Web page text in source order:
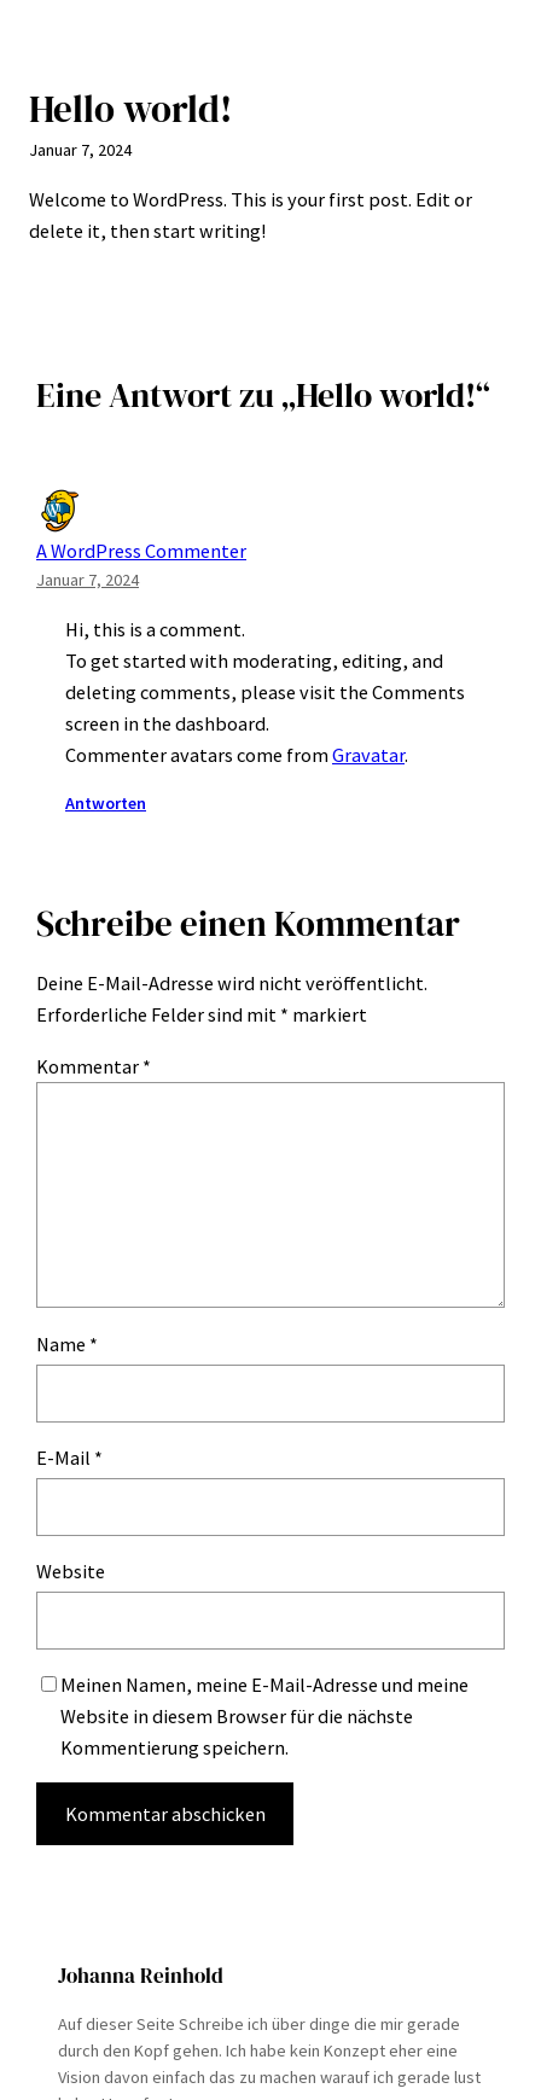
Hello world!
Januar 7, 2024
Welcome to WordPress. This is your first post. Edit or
delete it, then start writing!
Eine Antwort zu „Hello world!“
A WordPress Commenter
Januar 7, 2024
Hi, this is a comment.
To get started with moderating, editing, and
deleting comments, please visit the Comments
screen in the dashboard.
Commenter avatars come fromGravatar.
Antworten
Schreibe einen Kommentar
Deine E-Mail-Adresse wird nicht veröffentlicht.
Erforderliche Felder sind mit * markiert
Kommentar *
Name *
E-Mail *
Website
Meinen Namen, meine E-Mail-Adresse und meine
Website in diesem Browser für die nächste
Kommentierung speichern.
Johanna Reinhold
Auf dieser Seite Schreibe ich über dinge die mir gerade
durch den Kopf gehen. Ich habe kein Konzept eher eine
Vision davon einfach das zu machen warauf ich gerade lust